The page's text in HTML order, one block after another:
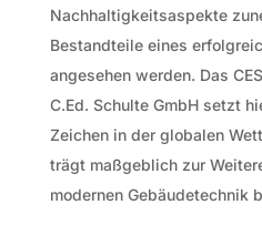
Nachhaltigkeitsaspekte
Bestandteile eines
angesehen werden. Das
C.Ed. Schulte GmbH setzt
Zeichen in der globalen
trägt maßgeblich zur
modernen Gebäudetechnik